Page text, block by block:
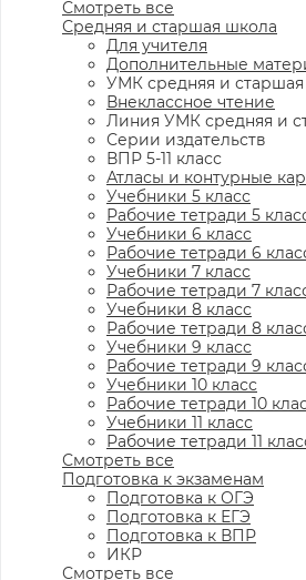
Смотреть все
Средняя и старшая школа
Для учителя
Дополнительные
УМК средняя и
Внеклассное чтение
Линия УМК средняя и
Серии издательств
ВПР 5-11 класс
Атласы и контурные
Учебники 5 класс
Рабочие тетради 5
Учебники 6 класс
Рабочие тетради 6
Учебники 7 класс
Рабочие тетради 7
Учебники 8 класс
Рабочие тетради 8
Учебники 9 класс
Рабочие тетради 9
Учебники 10 класс
Рабочие тетради 10
Учебники 11 класс
Рабочие тетради 11
Смотреть все
Подготовка к экзаменам
Подготовка к ОГЭ
Подготовка к ЕГЭ
Подготовка к ВПР
ИКР
Смотреть все